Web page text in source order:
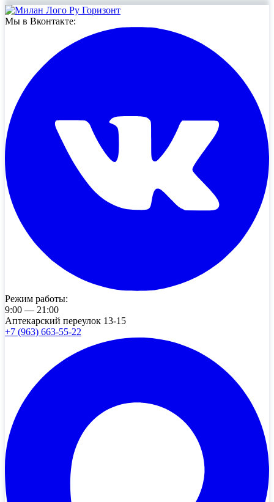
Мы в Вконтакте:
Режим работы:
9:00 — 21:00
Аптекарский переулок 13-15
+7 (963) 663-55-22